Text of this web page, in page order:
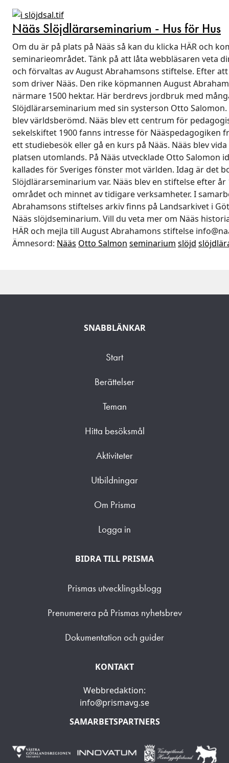
Nääs Slöjdlärarseminarium - Hus för Hus
Om du är på plats på Nääs så kan du klicka HÄR och
seminarieområdet. Tänk på att låta webbläsaren veta
och förvaltas av August Abrahamsons stiftelse. Efter
som driver Nääs. Den rike köpmannen August
närmare 1500 hektar. Här berdrevs jordbruk med
Slöjdlärarseminarium med sin systerson Otto
blev världsberömd. Nääs blev ett centrum för
sekelskiftet 1900 fanns intresse för Nääspedagogiken
ett studiebesök eller gå en kurs på Nääs. Nääs blev
platsen utomlands. På Nääs utvecklade Otto Salomon
kallades för Sveriges fönster mot världen. Idag är
Slöjdlärarseminarium var. Nääs blev en stiftelse efter
området och minnet av tidigare verksamheter. I
Abrahamsons stiftelses arkiv finns på Landsarkivet i
Nääs slöjdseminarium. Vill du veta mer om Nääs
HÄR och mejla till August Abrahamons stiftelse
Ämnesord: Nääs Otto Salmon seminarium slöjd
SNABBLÄNKAR
Start
Berättelser
Teman
Hitta besöksmål
Aktiviteter
Utbildningar
Om Prisma
Logga in
BIDRA TILL PRISMA
Prismas utvecklingsblogg
Prenumerera på Prismas nyhetsbrev
Dokumentation och guider
KONTAKT
Webbredaktion:
info@prismavg.se
SAMARBETSPARTNERS